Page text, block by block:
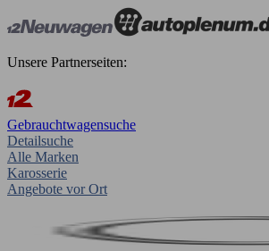
Unsere Partnerseiten:
Gebrauchtwagensuche
Detailsuche
Alle Marken
Karosserie
Angebote vor Ort